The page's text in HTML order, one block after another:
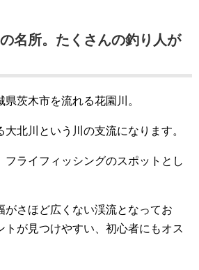
名所。たくさんの釣り人が
茨木市を流れる花園川。
北川という川の支流になります。
フライフィッシングのスポットとし
がさほど広くない渓流となってお
トが見つけやすい、初心者にもオス